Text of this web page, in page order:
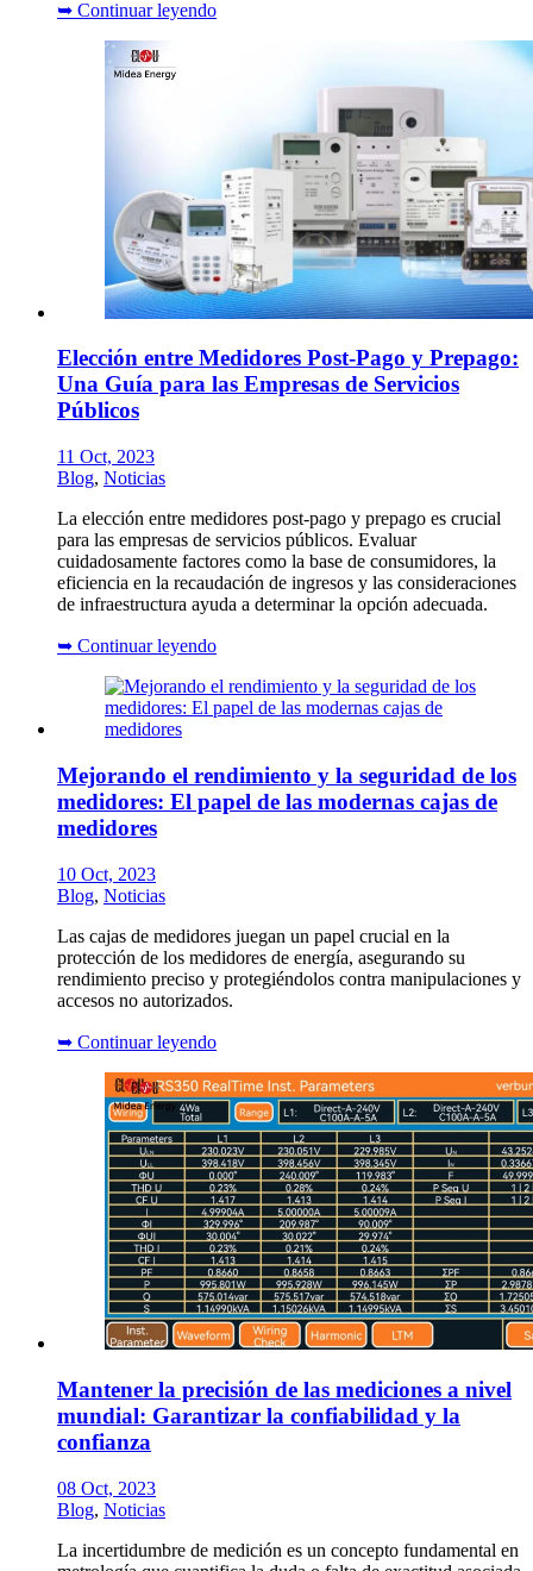
➥ Continuar leyendo
Elección entre Medidores Post-Pago y Prepago:
Una Guía para las Empresas de Servicios
Públicos
11 Oct, 2023
Blog, Noticias
La elección entre medidores post-pago y prepago es crucial
para las empresas de servicios públicos. Evaluar
cuidadosamente factores como la base de consumidores, la
eficiencia en la recaudación de ingresos y las consideraciones
de infraestructura ayuda a determinar la opción adecuada.
➥ Continuar leyendo
Mejorando el rendimiento y la seguridad de los
medidores: El papel de las modernas cajas de
medidores
10 Oct, 2023
Blog, Noticias
Las cajas de medidores juegan un papel crucial en la
protección de los medidores de energía, asegurando su
rendimiento preciso y protegiéndolos contra manipulaciones y
accesos no autorizados.
➥ Continuar leyendo
Mantener la precisión de las mediciones a nivel
mundial: Garantizar la confiabilidad y la
confianza
08 Oct, 2023
Blog, Noticias
La incertidumbre de medición es un concepto fundamental en